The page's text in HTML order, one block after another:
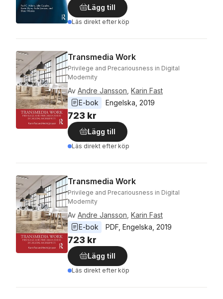
Lägg till
Läs direkt efter köp
Transmedia Work
Privilege and Precariousness in Digital
Modernity
Av Andre Jansson Karin Fast
E-bok
Engelska 2019
723 kr
Lägg till
Läs direkt efter köp
Transmedia Work
Privilege and Precariousness in Digital
Modernity
Av Andre Jansson Karin Fast
E-bok
PDF Engelska 2019
723 kr
Lägg till
Läs direkt efter köp